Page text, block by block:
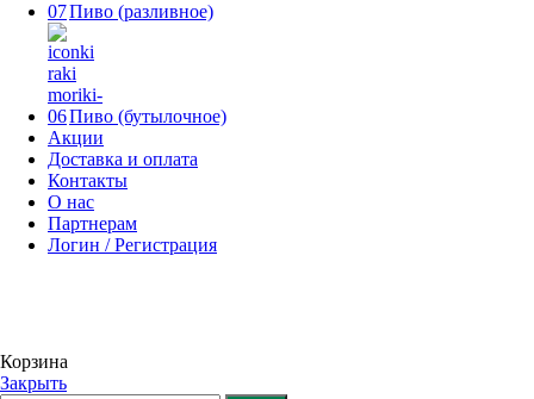
Пиво (разливное)
Пиво (бутылочное)
Акции
Доставка и оплата
Контакты
О нас
Партнерам
Логин / Регистрация
Корзина
Закрыть